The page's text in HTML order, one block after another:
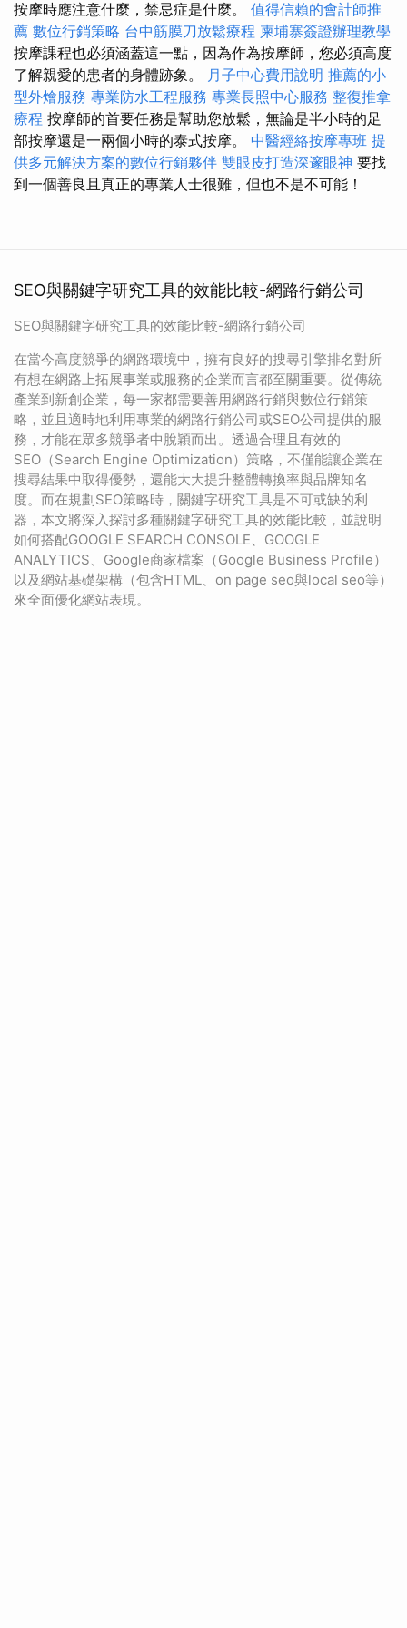
按摩時應注意什麼，禁忌症是什麼。 值得信賴的會計師推
薦 數位行銷策略 台中筋膜刀放鬆療程 柬埔寨簽證辦理教學
按摩課程也必須涵蓋這一點，因為作為按摩師，您必須高度
了解親愛的患者的身體跡象。 月子中心費用說明 推薦的小
型外燴服務 專業防水工程服務 專業長照中心服務 整復推拿
療程 按摩師的首要任務是幫助您放鬆，無論是半小時的足
部按摩還是一兩個小時的泰式按摩。 中醫經絡按摩專班 提
供多元解決方案的數位行銷夥伴 雙眼皮打造深邃眼神 要找
到一個善良且真正的專業人士很難，但也不是不可能！
SEO與關鍵字研究工具的效能比較-網路行銷公司
SEO與關鍵字研究工具的效能比較-網路行銷公司
在當今高度競爭的網路環境中，擁有良好的搜尋引擎排名對所
有想在網路上拓展事業或服務的企業而言都至關重要。從傳統
產業到新創企業，每一家都需要善用網路行銷與數位行銷策
略，並且適時地利用專業的網路行銷公司或SEO公司提供的服
務，才能在眾多競爭者中脫穎而出。透過合理且有效的
SEO（Search Engine Optimization）策略，不僅能讓企業在
搜尋結果中取得優勢，還能大大提升整體轉換率與品牌知名
度。而在規劃SEO策略時，關鍵字研究工具是不可或缺的利
器，本文將深入探討多種關鍵字研究工具的效能比較，並說明
如何搭配GOOGLE SEARCH CONSOLE、GOOGLE
ANALYTICS、Google商家檔案（Google Business Profile）
以及網站基礎架構（包含HTML、on page seo與local seo等）
來全面優化網站表現。